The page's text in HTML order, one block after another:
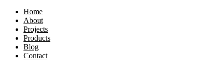
Home
About
Projects
Products
Blog
Contact